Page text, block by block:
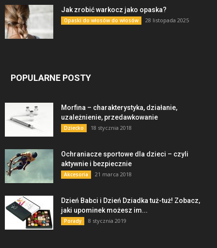
Jak zrobić warkocz jako opaska?
Opaski do włosów do włosów 28 listopada 2025
POPULARNE POSTY
Morfina – charakterystyka, działanie,
uzależnienie, przedawkowanie
Dziecko 18 stycznia 2018
Ochraniacze sportowe dla dzieci – czyli
aktywnie i bezpiecznie
Akcesoria 21 marca 2018
Dzień Babci i Dzień Dziadka tuż-tuż! Zobacz,
jaki upominek możesz im...
Porady 8 stycznia 2019